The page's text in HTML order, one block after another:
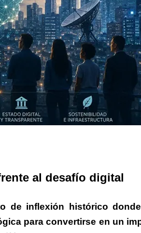
al desafío digital
de inflexión histórico
para convertirse en un